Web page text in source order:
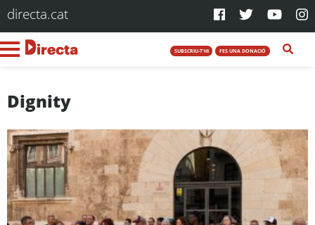
directa.cat
SUBSCRIU-T'HI FES UNA DONACIÓ
Dignity